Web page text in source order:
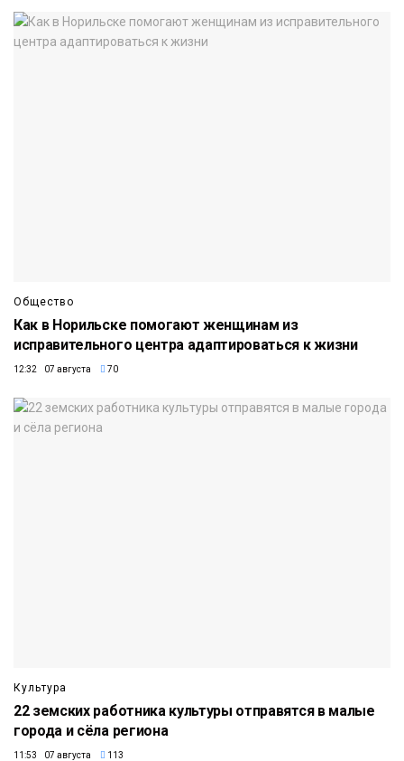
Общество
Как в Норильске помогают женщинам из
исправительного центра адаптироваться к жизни
12:32 07 августа 70
Культура
22 земских работника культуры отправятся в малые
города и сёла региона
11:53 07 августа 113